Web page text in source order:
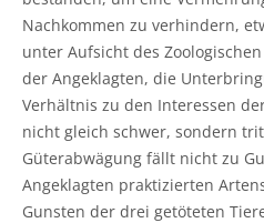
Nachkommen zu verhindern,
unter Aufsicht des
der Angeklagten, die
Verhältnis zu den Interessen
nicht gleich schwer, sondern
Güterabwägung fällt nicht zu
Angeklagten praktizierten
Gunsten der drei getöteten